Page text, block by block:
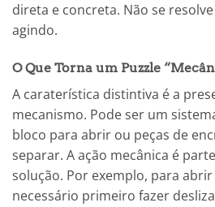
direta e concreta. Não se
agindo.
O Que Torna um Puzzle
A caraterística distintiva é a
mecanismo. Pode ser um
bloco para abrir ou peças de
separar. A ação mecânica é
solução. Por exemplo, para
necessário primeiro fazer